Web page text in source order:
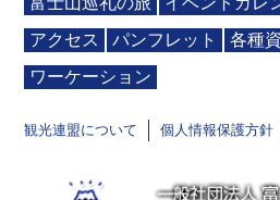
アクセス
パンフレット 各種
ワーケーション
観光連盟について 個人情報保護方針